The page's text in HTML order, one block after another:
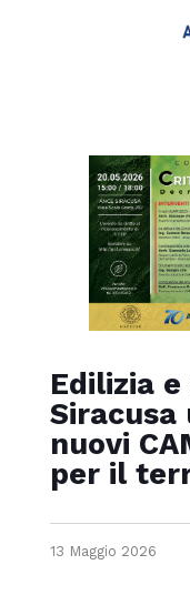
Edilizia
Siracusa
nuovi
per il
13 Maggio 2026